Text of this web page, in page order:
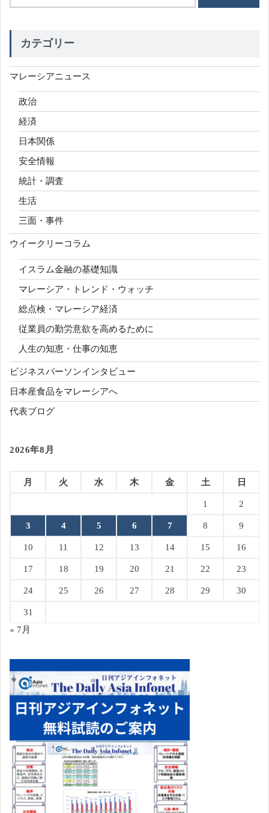
カテゴリー
マレーシアニュース
政治
経済
日本関係
安全情報
統計・調査
生活
三面・事件
ウイークリーコラム
イスラム金融の基礎知識
マレーシア・トレンド・ウォッチ
総点検・マレーシア経済
従業員の勤労意欲を高めるために
人生の知恵・仕事の知恵
ビジネスパーソンインタビュー
日本産食品をマレーシアへ
代表ブログ
2026年8月
月 火 水 木 金 土 日
1 2
3 4 5 6 7 8 9
10 11 12 13 14 15 16
17 18 19 20 21 22 23
24 25 26 27 28 29 30
31
« 7月